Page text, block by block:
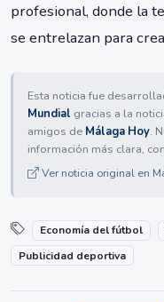
profesional, donde la
se entrelazan para
Esta noticia fue
Mundial gracias a la
amigos de Málaga Hoy.
información más clara,
Ver noticia original en
Economía del fútbol
Publicidad deportiva